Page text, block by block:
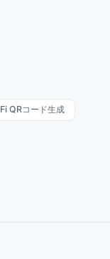
QRコード生成